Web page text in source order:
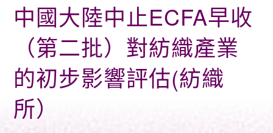
中國大陸中止ECFA早收
（第二批）對紡織產業
的初步影響評估(紡織
所）